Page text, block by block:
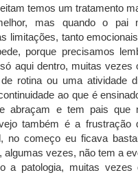
temos um tratamento
mas quando o pai
limitações, tanto
porque precisamos
aqui dentro, muitas vezes
rotina ou uma atividade
ao que é
abraçam e tem pais que
também é a frustração
no começo eu ficava
algumas vezes, não tem a
a patologia, muitas vezes